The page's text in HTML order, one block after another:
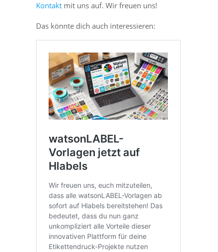
Kontakt mit uns auf. Wir freuen uns!
Das könnte dich auch interessieren: